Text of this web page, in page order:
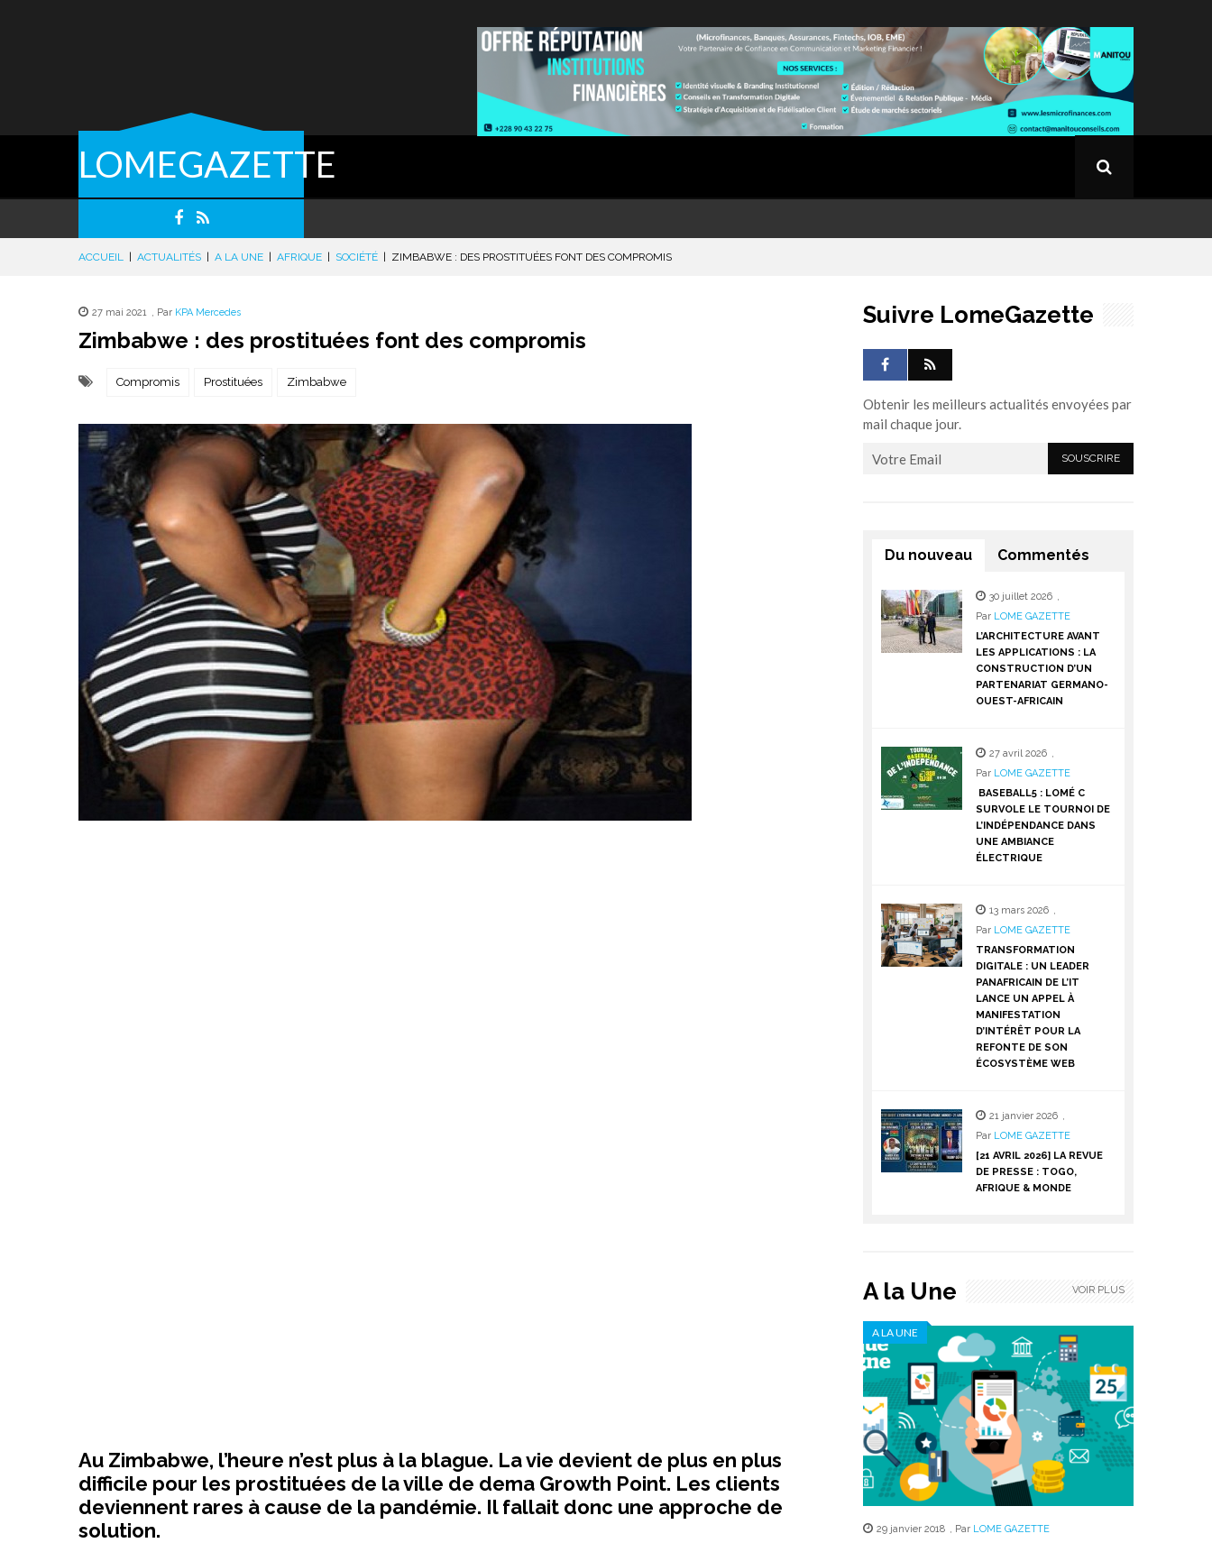
LOMEGAZETTE
ACCUEIL ACTUALITÉS A LA UNE AFRIQUE SOCIÉTÉ ZIMBABWE : DES PROSTITUÉES FONT DES COMPROMIS
27 mai 2021 , Par KPA Mercedes
Zimbabwe : des prostituées font des compromis
Compromis Prostituées Zimbabwe
Au Zimbabwe, l’heure n’est plus à la blague. La vie devient de plus en plus
difficile pour les prostituées de la ville de dema Growth Point. Les clients
deviennent rares à cause de la pandémie. Il fallait donc une approche de
solution.
Suivre LomeGazette
Obtenir les meilleurs actualités envoyées par
mail chaque jour.
Du nouveau Commentés
30 juillet 2026 ,
Par LOME GAZETTE
L’ARCHITECTURE AVANT
LES APPLICATIONS : LA
CONSTRUCTION D’UN
PARTENARIAT GERMANO-
OUEST-AFRICAIN
27 avril 2026 ,
Par LOME GAZETTE
BASEBALL5 : LOMÉ C
SURVOLE LE TOURNOI DE
L’INDÉPENDANCE DANS
UNE AMBIANCE
ÉLECTRIQUE
13 mars 2026 ,
Par LOME GAZETTE
TRANSFORMATION
DIGITALE : UN LEADER
PANAFRICAIN DE L’IT
LANCE UN APPEL À
MANIFESTATION
D’INTÉRÊT POUR LA
REFONTE DE SON
ÉCOSYSTÈME WEB
21 janvier 2026 ,
Par LOME GAZETTE
[21 AVRIL 2026] LA REVUE
DE PRESSE : TOGO,
AFRIQUE & MONDE
A la Une
A LA UNE
29 janvier 2018 , Par LOME GAZETTE
VOIR PLUS